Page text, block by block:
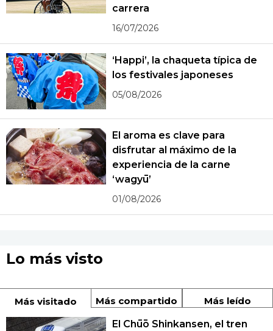
carrera
16/07/2026
‘Happi’, la chaqueta típica de
los festivales japoneses
05/08/2026
El aroma es clave para
disfrutar al máximo de la
experiencia de la carne
‘wagyū’
01/08/2026
Lo más visto
Más visitado Más compartido Más leído
El Chūō Shinkansen, el tren